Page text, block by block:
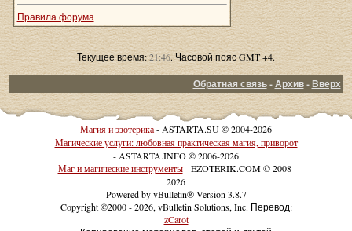
Правила форума
Текущее время:21:46. Часовой пояс GMT +4.
Обратная связь-Архив-Вверх
Магия и эзотерика- ASTARTA.SU © 2004-2026
Магические услуги: любовная практическая магия, приворот
- ASTARTA.INFO © 2006-2026
Маг и магические инструменты- EZOTERIK.COM © 2008-
2026
Powered by vBulletin® Version 3.8.7
Copyright ©2000 - 2026, vBulletin Solutions, Inc. Перевод:
zCarot